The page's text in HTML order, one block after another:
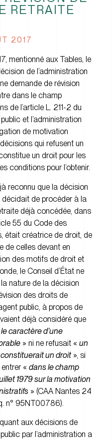
RETRAITE
2017
mentionné aux Tables, le
de l’administration
demande de révision
dans le champ
de l’article L. 211-2 du
et l’administration
de motivation
qui refusent un
un droit pour les
conditions pour l’obtenir.
reconnu que la décision
décidait de procéder à la
déjà concédée, dans
55 du Code des
était créatrice de droit, de
de celles devant en
des motifs de droit et
le Conseil d’État ne
nature de la décision
des droits de
public, à propos de
déjà considéré que
caractère d’une
» ni ne refusait « un
un droit », si
« dans le champ
1979 sur la motivation
» (CAA Nantes 24
n° 95NT00786).
aux décisions de
par l’administration a